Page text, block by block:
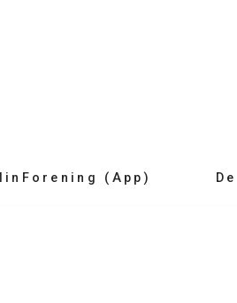
(app)